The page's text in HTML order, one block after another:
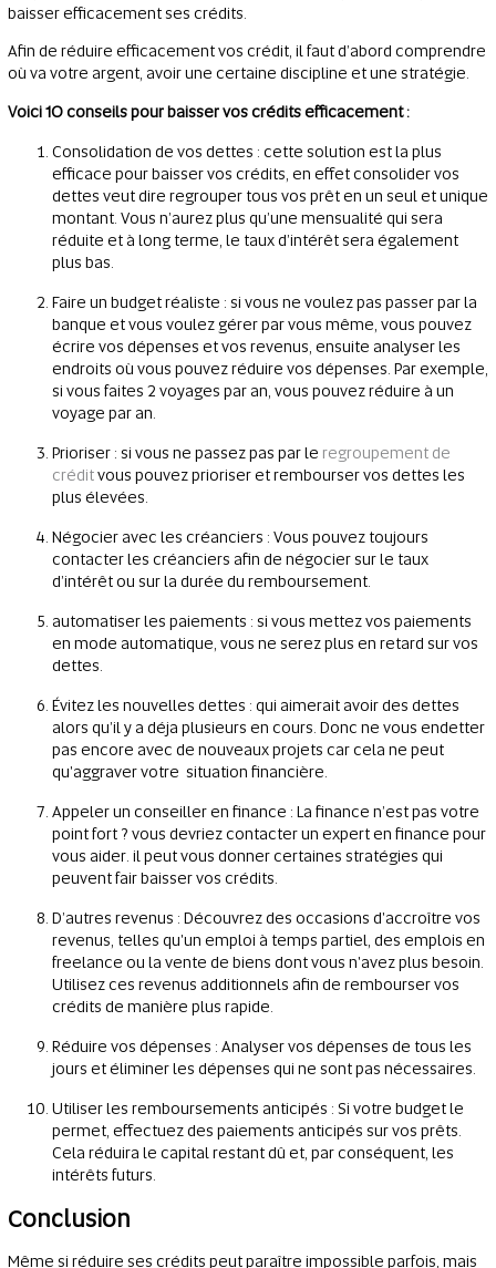
baisser efficacement ses crédits.
Afin de réduire efficacement vos crédit, il faut d’abord comprendre
où va votre argent, avoir une certaine discipline et une stratégie.
Voici 10 conseils pour baisser vos crédits efficacement :
Consolidation de vos dettes : cette solution est la plus
efficace pour baisser vos crédits, en effet consolider vos
dettes veut dire regrouper tous vos prêt en un seul et unique
montant. Vous n’aurez plus qu’une mensualité qui sera
réduite et à long terme, le taux d’intérêt sera également
plus bas.
Faire un budget réaliste : si vous ne voulez pas passer par la
banque et vous voulez gérer par vous même, vous pouvez
écrire vos dépenses et vos revenus, ensuite analyser les
endroits où vous pouvez réduire vos dépenses. Par exemple,
si vous faites 2 voyages par an, vous pouvez réduire à un
voyage par an.
Prioriser : si vous ne passez pas par le regroupement de
créditvous pouvez prioriser et rembourser vos dettes les
plus élevées.
Négocier avec les créanciers : Vous pouvez toujours
contacter les créanciers afin de négocier sur le taux
d’intérêt ou sur la durée du remboursement.
automatiser les paiements : si vous mettez vos paiements
en mode automatique, vous ne serez plus en retard sur vos
dettes.
Évitez les nouvelles dettes : qui aimerait avoir des dettes
alors qu’il y a déja plusieurs en cours. Donc ne vous endetter
pas encore avec de nouveaux projets car cela ne peut
qu'aggraver votre situation financière.
Appeler un conseiller en finance : La finance n’est pas votre
point fort ? vous devriez contacter un expert en finance pour
vous aider. il peut vous donner certaines stratégies qui
peuvent fair baisser vos crédits.
D’autres revenus : Découvrez des occasions d'accroître vos
revenus, telles qu'un emploi à temps partiel, des emplois en
freelance ou la vente de biens dont vous n'avez plus besoin.
Utilisez ces revenus additionnels afin de rembourser vos
crédits de manière plus rapide.
Réduire vos dépenses : Analyser vos dépenses de tous les
jours et éliminer les dépenses qui ne sont pas nécessaires.
Utiliser les remboursements anticipés : Si votre budget le
permet, effectuez des paiements anticipés sur vos prêts.
Cela réduira le capital restant dû et, par conséquent, les
intérêts futurs.
Conclusion
Même si réduire ses crédits peut paraître impossible parfois, mais